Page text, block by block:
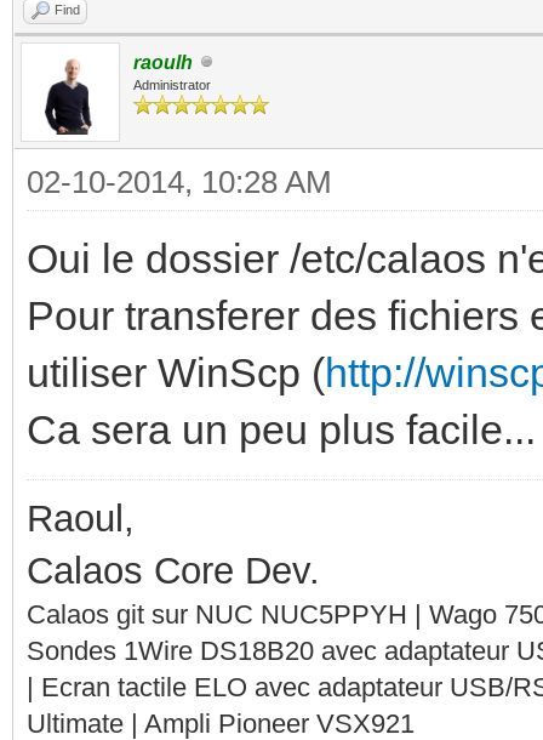
Find
raoulh
Administrator
02-10-2014, 10:28 AM
Oui le dossier /etc/calaos
Pour transferer des fichiers
utiliser WinScp (http://
Ca sera un peu plus facile...
Raoul,
Calaos Core Dev.
Calaos git sur NUC NUC5PPYH | Wago
Sondes 1Wire DS18B20 avec adaptateur
| Ecran tactile ELO avec adaptateur USB/
Ultimate | Ampli Pioneer VSX921